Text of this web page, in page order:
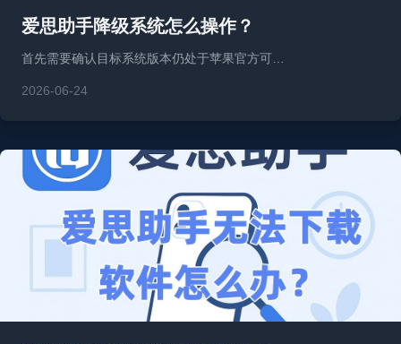
爱思助手降级系统怎么操作？
首先需要确认目标系统版本仍处于苹果官方可…
2026-06-24